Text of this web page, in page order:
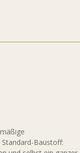
Baustoff: